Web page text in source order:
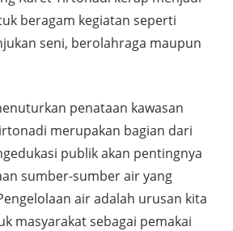
beragam kegiatan seperti
seni, berolahraga maupun
penataan kawasan
merupakan bagian dari
publik akan pentingnya
sumber-sumber air yang
air adalah urusan kita
masyarakat sebagai pemakai